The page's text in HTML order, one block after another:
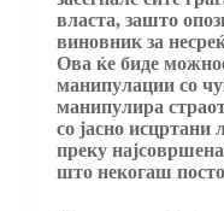
власта, зашто
виновник за
Ова ќе биде
манипулации со
манипулира
со јасно исцртани
преку
што некогаш